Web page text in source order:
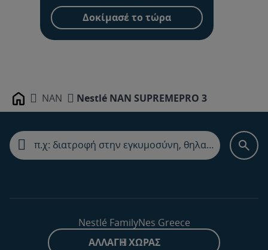
Δοκίμασέ το τώρα
Home NAN Nestlé NAN SUPREMEPRO 3
Nestlé FamilyNes Greece
ΑΛΛΑΓΉ ΧΏΡΑΣ